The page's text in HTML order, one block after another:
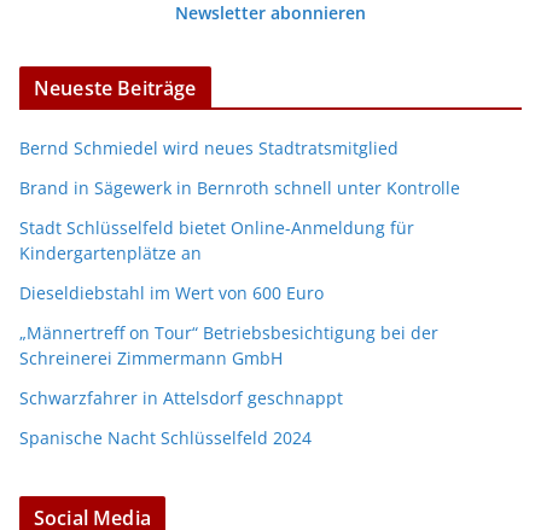
Newsletter abonnieren
Neueste Beiträge
Bernd Schmiedel wird neues Stadtratsmitglied
Brand in Sägewerk in Bernroth schnell unter Kontrolle
Stadt Schlüsselfeld bietet Online-Anmeldung für
Kindergartenplätze an
Dieseldiebstahl im Wert von 600 Euro
„Männertreff on Tour“ Betriebsbesichtigung bei der
Schreinerei Zimmermann GmbH
Schwarzfahrer in Attelsdorf geschnappt
Spanische Nacht Schlüsselfeld 2024
Social Media